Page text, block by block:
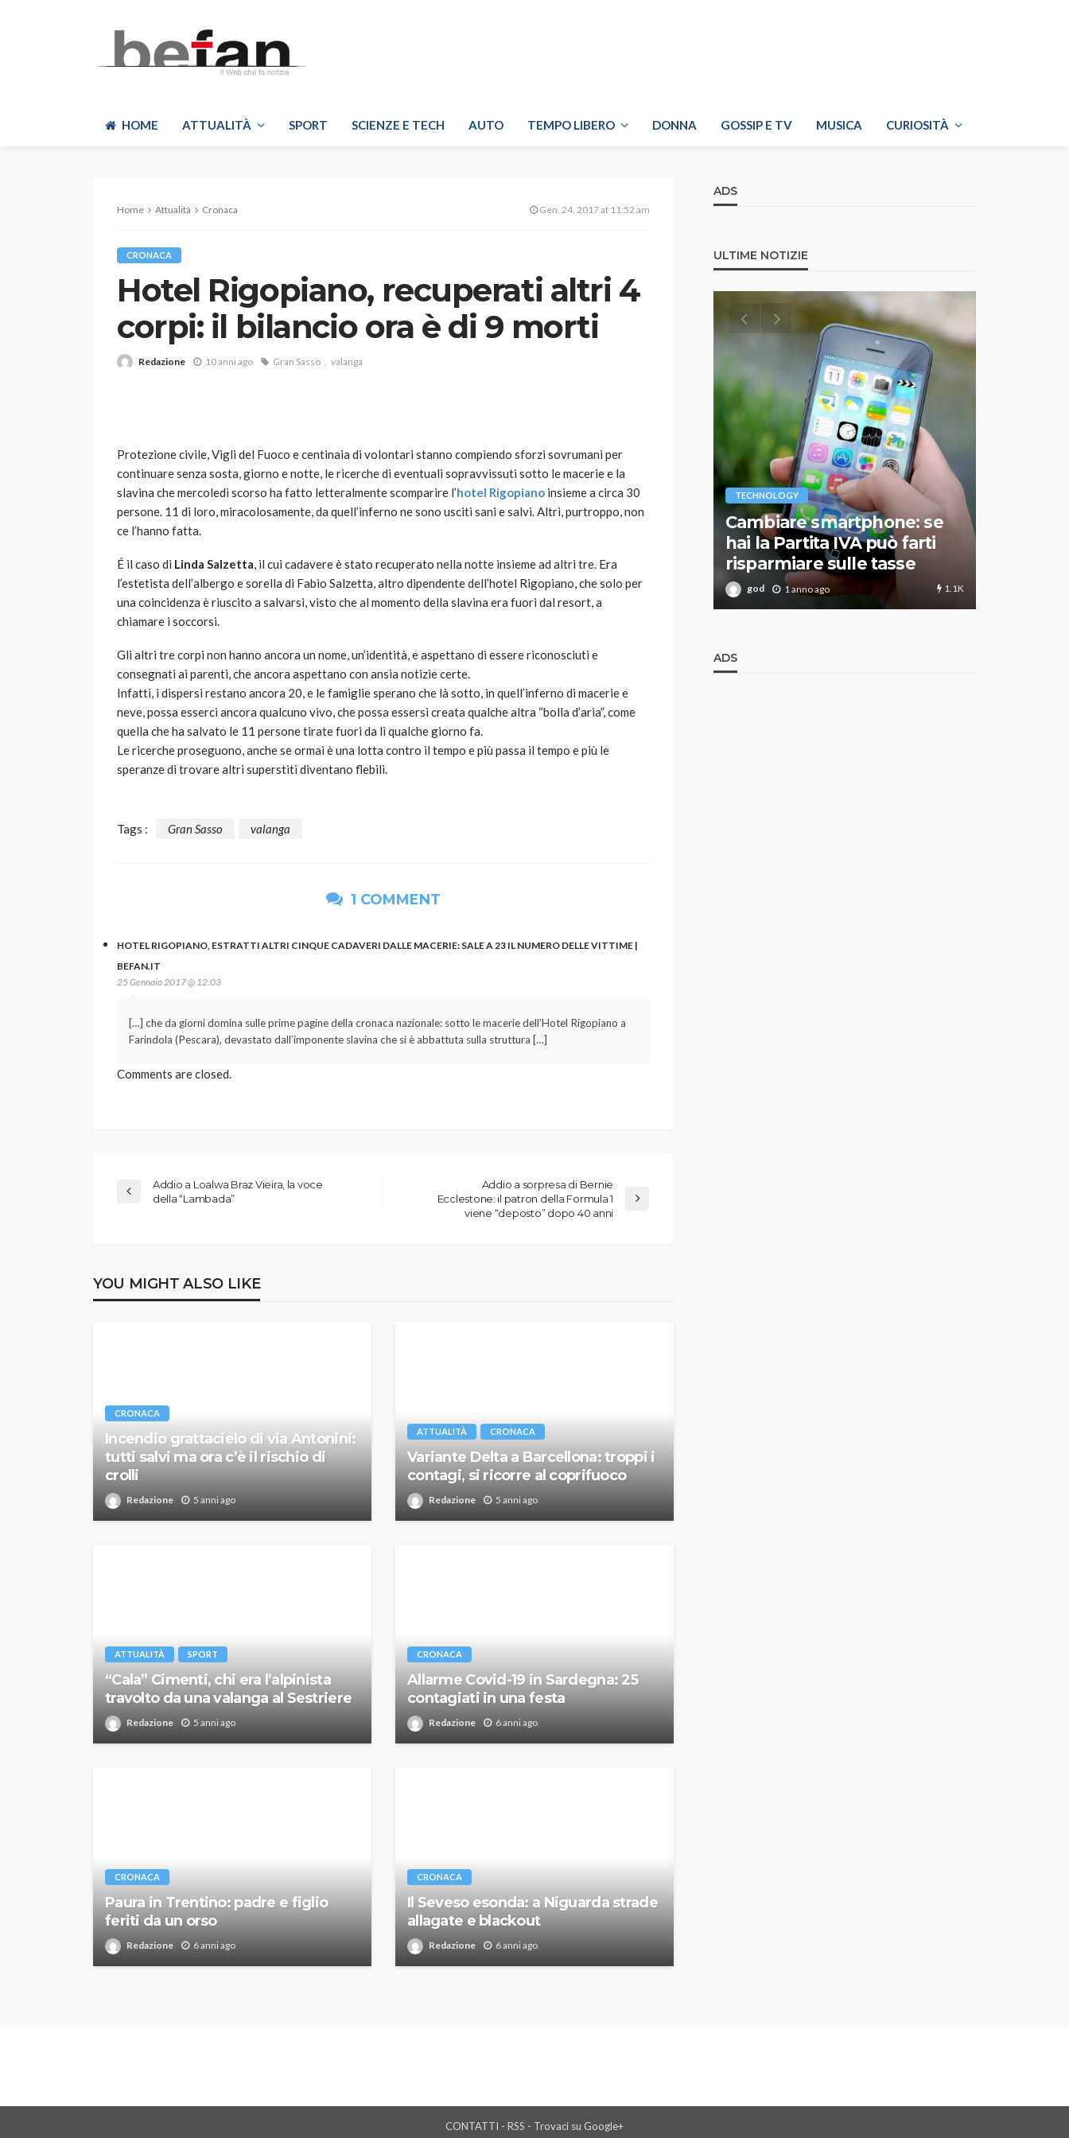
HOME ATTUALITÀ SPORT SCIENZE E TECH AUTO TEMPO LIBERO DONNA GOSSIP E TV MUSICA CURIOSITÀ
Home Attualità Cronaca Gen. 24, 2017 at 11:52 am
CRONACA
Hotel Rigopiano, recuperati altri 4
corpi: il bilancio ora è di 9 morti
Redazione 10 anni ago Gran Sasso valanga
Protezione civile, Vigli del Fuoco e centinaia di volontari stanno compiendo sforzi sovrumani per
continuare senza sosta, giorno e notte, le ricerche di eventuali sopravvissuti sotto le macerie e la
slavina che mercoledì scorso ha fatto letteralmente scomparire l’hotel Rigopiano insieme a circa 30
persone. 11 di loro, miracolosamente, da quell’inferno ne sono usciti sani e salvi. Altri, purtroppo, non
ce l’hanno fatta.
É il caso di Linda Salzetta, il cui cadavere è stato recuperato nella notte insieme ad altri tre. Era
l’estetista dell’albergo e sorella di Fabio Salzetta, altro dipendente dell’hotel Rigopiano, che solo per
una coincidenza è riuscito a salvarsi, visto che al momento della slavina era fuori dal resort, a
chiamare i soccorsi.
Gli altri tre corpi non hanno ancora un nome, un’identità, e aspettano di essere riconosciuti e
consegnati ai parenti, che ancora aspettano con ansia notizie certe.
Infatti, i dispersi restano ancora 20, e le famiglie sperano che là sotto, in quell’inferno di macerie e
neve, possa esserci ancora qualcuno vivo, che possa essersi creata qualche altra “bolla d’aria”, come
quella che ha salvato le 11 persone tirate fuori da lì qualche giorno fa.
Le ricerche proseguono, anche se ormai è una lotta contro il tempo e più passa il tempo e più le
speranze di trovare altri superstiti diventano flebili.
Tags : Gran Sasso valanga
1 COMMENT
HOTEL RIGOPIANO, ESTRATTI ALTRI CINQUE CADAVERI DALLE MACERIE: SALE A 23 IL NUMERO DELLE VITTIME |
BEFAN.IT
25 Gennaio 2017 @ 12:03
[…] che da giorni domina sulle prime pagine della cronaca nazionale: sotto le macerie dell’Hotel Rigopiano a
Farindola (Pescara), devastato dall’imponente slavina che si è abbattuta sulla struttura […]
Comments are closed.
Addio a Loalwa Braz Vieira, la voce
della “Lambada”
Addio a sorpresa di Bernie
Ecclestone: il patron della Formula 1
viene “deposto” dopo 40 anni
YOU MIGHT ALSO LIKE
CRONACA
Incendio grattacielo di via Antonini:
tutti salvi ma ora c’è il rischio di
crolli
Redazione 5 anni ago
ATTUALITÀ CRONACA
Variante Delta a Barcellona: troppi i
contagi, si ricorre al coprifuoco
Redazione 5 anni ago
ATTUALITÀ SPORT
“Cala” Cimenti, chi era l’alpinista
travolto da una valanga al Sestriere
Redazione 5 anni ago
CRONACA
Allarme Covid-19 in Sardegna: 25
contagiati in una festa
Redazione 6 anni ago
CRONACA
Paura in Trentino: padre e figlio
feriti da un orso
Redazione 6 anni ago
CRONACA
Il Seveso esonda: a Niguarda strade
allagate e blackout
Redazione 6 anni ago
ADS
ULTIME NOTIZIE
VARIE
scegliere per il tuo prato
god 1 anno ago 784
AUTO SPORT
MG alle Final 8 di Coppa
Davis: tennis mondiale e
passione per
abbracciano la stessa causa
god 9 mesi ago
TECHNOLOGY
Cambiare smartphone: se
hai la Partita IVA può farti
risparmiare sulle tasse
god 1 anno ago 1.1K
ADS
CONTATTI - RSS - Trovaci su Google+